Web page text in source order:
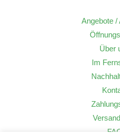
Angebote /
Über
Im